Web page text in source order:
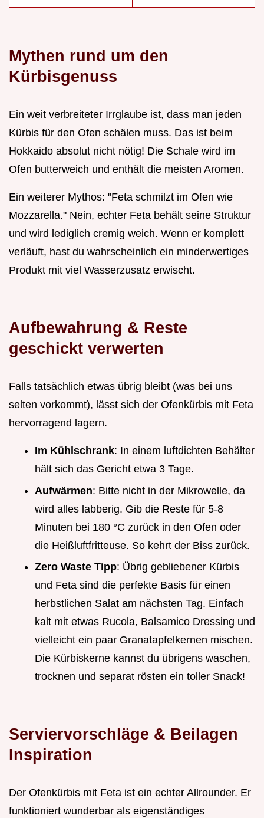
Mythen rund um den
Kürbisgenuss
Ein weit verbreiteter Irrglaube ist, dass man jeden
Kürbis für den Ofen schälen muss. Das ist beim
Hokkaido absolut nicht nötig! Die Schale wird im
Ofen butterweich und enthält die meisten Aromen.
Ein weiterer Mythos: "Feta schmilzt im Ofen wie
Mozzarella." Nein, echter Feta behält seine Struktur
und wird lediglich cremig weich. Wenn er komplett
verläuft, hast du wahrscheinlich ein minderwertiges
Produkt mit viel Wasserzusatz erwischt.
Aufbewahrung & Reste
geschickt verwerten
Falls tatsächlich etwas übrig bleibt (was bei uns
selten vorkommt), lässt sich der Ofenkürbis mit Feta
hervorragend lagern.
Im Kühlschrank: In einem luftdichten Behälter
hält sich das Gericht etwa 3 Tage.
Aufwärmen: Bitte nicht in der Mikrowelle, da
wird alles labberig. Gib die Reste für 5-8
Minuten bei 180 °C zurück in den Ofen oder
die Heißluftfritteuse. So kehrt der Biss zurück.
Zero Waste Tipp: Übrig gebliebener Kürbis
und Feta sind die perfekte Basis für einen
herbstlichen Salat am nächsten Tag. Einfach
kalt mit etwas Rucola, Balsamico Dressing und
vielleicht ein paar Granatapfelkernen mischen.
Die Kürbiskerne kannst du übrigens waschen,
trocknen und separat rösten ein toller Snack!
Serviervorschläge & Beilagen
Inspiration
Der Ofenkürbis mit Feta ist ein echter Allrounder. Er
funktioniert wunderbar als eigenständiges